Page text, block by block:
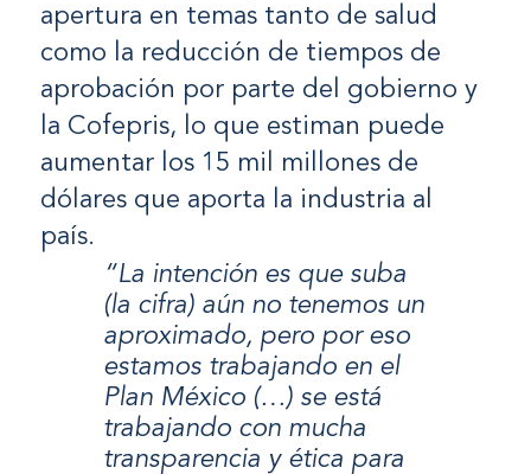
apertura en temas tanto de salud
como la reducción de tiempos de
aprobación por parte del gobierno y
la Cofepris, lo que estiman puede
aumentar los 15 mil millones de
dólares que aporta la industria al
país.
“La intención es que suba
(la cifra) aún no tenemos un
aproximado, pero por eso
estamos trabajando en el
Plan México (…) se está
trabajando con mucha
transparencia y ética para